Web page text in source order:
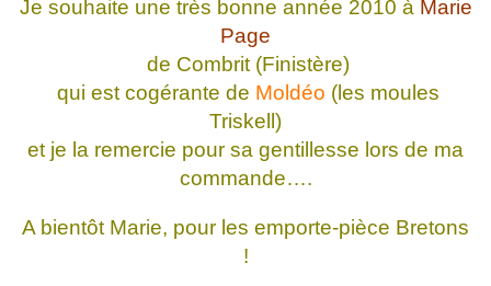
Je souhaite une très bonne année 2010 à Marie
Page
de Combrit (Finistère)
qui est cogérante de Moldéo (les moules
Triskell)
et je la remercie pour sa gentillesse lors de ma
commande….
A bientôt Marie, pour les emporte-pièce Bretons
!